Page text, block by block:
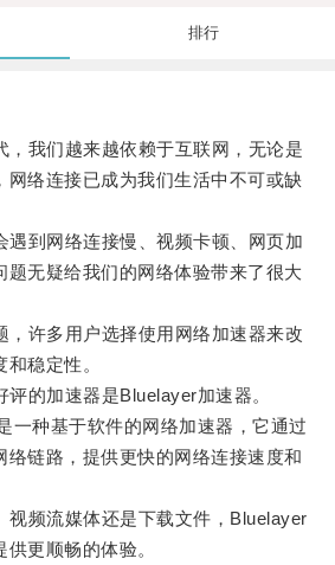
排行
我们越来越依赖于互联网，无论是
网络连接已成为我们生活中不可或缺
到网络连接慢、视频卡顿、网页加
题无疑给我们的网络体验带来了很大
许多用户选择使用网络加速器来改
稳定性。
的加速器是Bluelayer加速器。
种基于软件的网络加速器，它通过
络链路，提供更快的网络连接速度和
频流媒体还是下载文件，Bluelayer
更顺畅的体验。